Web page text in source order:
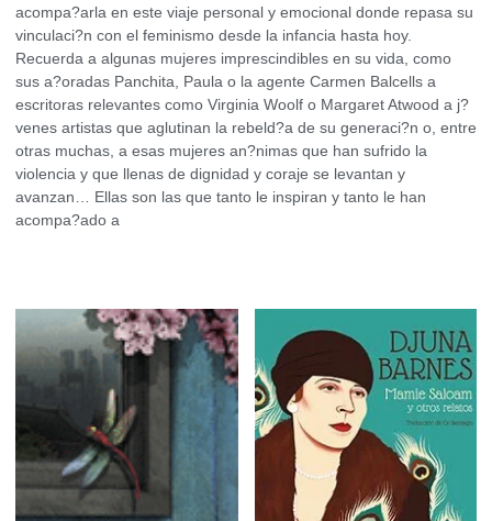
acompa?arla en este viaje personal y emocional donde repasa su
vinculaci?n con el feminismo desde la infancia hasta hoy.
Recuerda a algunas mujeres imprescindibles en su vida, como
sus a?oradas Panchita, Paula o la agente Carmen Balcells a
escritoras relevantes como Virginia Woolf o Margaret Atwood a j?
venes artistas que aglutinan la rebeld?a de su generaci?n o, entre
otras muchas, a esas mujeres an?nimas que han sufrido la
violencia y que llenas de dignidad y coraje se levantan y
avanzan… Ellas son las que tanto le inspiran y tanto le han
acompa?ado a